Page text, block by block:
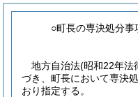
○町長の専決処分事
地方自治法(昭和22年法
づき、町長において専決
おり指定する。